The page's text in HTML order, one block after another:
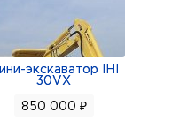
экскаватор IHI
30VX
850 000 ₽